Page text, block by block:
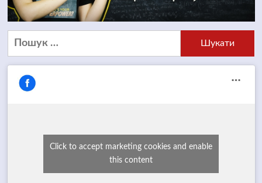
Пошук:
Click to accept marketing cookies and enable
this content